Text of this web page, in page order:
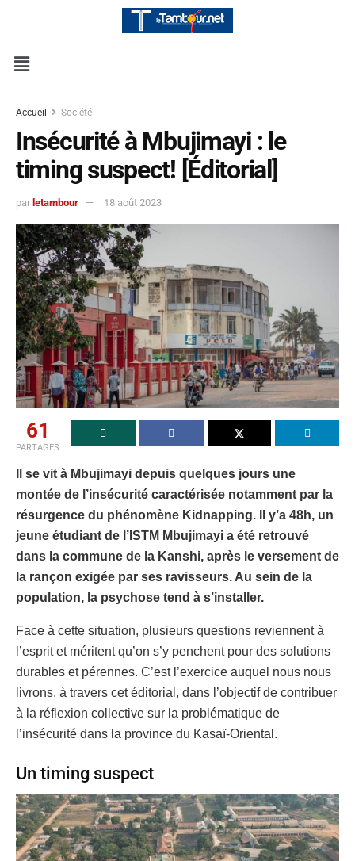
Accueil Société
Insécurité à Mbujimayi : le
timing suspect! [Éditorial]
par letambour 18 août 2023
61
PARTAGES
Il se vit à Mbujimayi depuis quelques jours une
montée de l’insécurité caractérisée notamment par la
résurgence du phénomène Kidnapping. Il y’a 48h, un
jeune étudiant de l’ISTM Mbujimayi a été retrouvé
dans la commune de la Kanshi, après le versement de
la rançon exigée par ses ravisseurs. Au sein de la
population, la psychose tend à s’installer.
Face à cette situation, plusieurs questions reviennent à
l’esprit et méritent qu’on s’y penchent pour des solutions
durables et pérennes. C’est l’exercice auquel nous nous
livrons, à travers cet éditorial, dans l’objectif de contribuer
à la réflexion collective sur la problématique de
l’insécurité dans la province du Kasaï-Oriental.
Un timing suspect